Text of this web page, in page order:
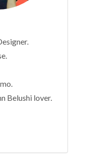
Belushi lover.